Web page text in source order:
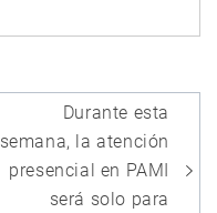
Durante esta
semana, la atención
presencial en PAMI
será solo para